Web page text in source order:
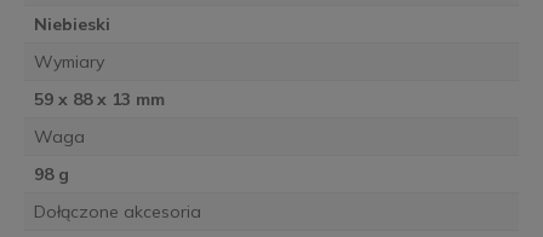
Niebieski
Wymiary
59 x 88 x 13 mm
Waga
98 g
Dołączone akcesoria